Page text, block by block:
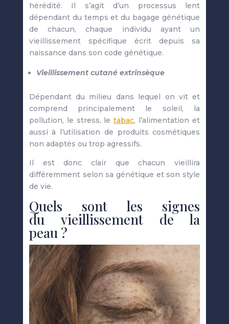
hérédité. Il s’agit d’un processus lent
dépendant du temps et du bagage génétique
de chacun, chaque individu ayant un
vieillissement spécifique écrit depuis sa
naissance dans son code génétique.
Vieillissement cutané extrinsèque
Dépendant du milieu dans lequel on vit et
comprend principalement le soleil, la
pollution, le stress, letabac, l’alimentation et
aussi à l’utilisation de produits cosmétiques
non adaptés ou trop agressifs.
Il est donc clair que chacun vieillira
différemment selon sa génétique et son style
de vie.
Quels sont les signes
du vieillissement de la
peau ?